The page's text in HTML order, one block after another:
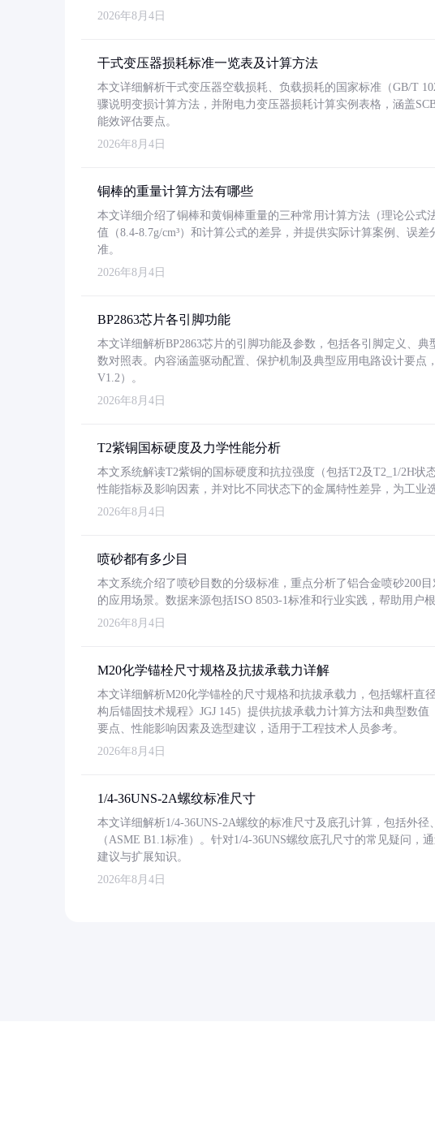
2026年8月4日
干式变压器损耗标准一览表及计算方法
本文详细解析干式变压器空载损耗、负载损耗的国家标准（GB/T
骤说明变损计算方法，并附电力变压器损耗计算实例表格，涵盖
能效评估要点。
2026年8月4日
铜棒的重量计算方法有哪些
本文详细介绍了铜棒和黄铜棒重量的三种常用计算方法（理论公式
值（8.4-8.7g/cm³）和计算公式的差异，并提供实际计算案例、误
准。
2026年8月4日
BP2863芯片各引脚功能
本文详细解析BP2863芯片的引脚功能及参数，包括各引脚定义、
数对照表。内容涵盖驱动配置、保护机制及典型应用电路设计要点
V1.2）。
2026年8月4日
T2紫铜国标硬度及力学性能分析
本文系统解读T2紫铜的国标硬度和抗拉强度（包括T2及T2_1/2H状
性能指标及影响因素，并对比不同状态下的金属特性差异，为工业
2026年8月4日
喷砂都有多少目
本文系统介绍了喷砂目数的分级标准，重点分析了铝合金喷砂200
的应用场景。数据来源包括ISO 8503-1标准和行业实践，帮助用户
2026年8月4日
M20化学锚栓尺寸规格及抗拔承载力详解
本文详细解析M20化学锚栓的尺寸规格和抗拔承载力，包括螺杆直
构后锚固技术规程》JGJ 145）提供抗拔承载力计算方法和典型数
要点、性能影响因素及选型建议，适用于工程技术人员参考。
2026年8月4日
1/4-36UNS-2A螺纹标准尺寸
本文详细解析1/4-36UNS-2A螺纹的标准尺寸及底孔计算，包括外
（ASME B1.1标准）。针对1/4-36UNS螺纹底孔尺寸的常见疑问
建议与扩展知识。
2026年8月4日